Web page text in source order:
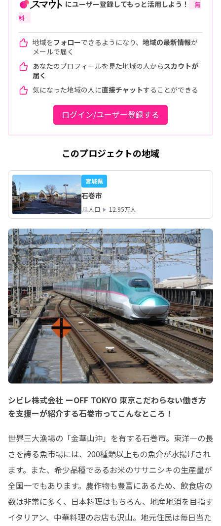
にユーザー登録してもっと活用しよう！
無
料
地域をフォローできるようになり、 地域の最新情報が
メールで届く
あなたのプロフィールを見た地域の人から スカウトが
届く
気になった地域の人に直接チャットすることができる
ログイン/ユーザー登録する
このプロジェクトの地域
宮城県
石巻市
人口 12.95万人
シビレ株式会社 ーOFF TOKYO 東京こだわらない働き方
を支援ーが紹介する石巻市ってこんなところ！
世界三大漁場の「金華山沖」を有する石巻市。東洋一の長
さを誇る魚市場には、200種類以上もの魚介が水揚げされ
ます。また、希少品種であるお米のササニシキの生産量が
全国一でもあります。農作物も豊富にあるため、飲食店の
数は非常に多く、日本料理はもちろん、地産地消を目指す
イタリアン、中華料理のお店も沢山。地元住民は毎日当た